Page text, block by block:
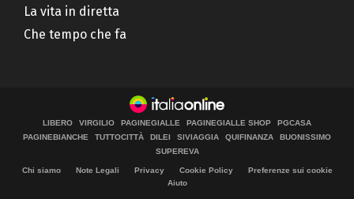
La vita in diretta
Che tempo che fa
LIBERO VIRGILIO PAGINEGIALLE PAGINEGIALLE SHOP
PGCASA
PAGINEBIANCHE
TUTTOCITTÀ DILEI SIVIAGGIA QUIFINANZA
BUONISSIMO
SUPEREVA
Chi siamo Note Legali Privacy Cookie Policy
Preferenze sui cookie
Aiuto